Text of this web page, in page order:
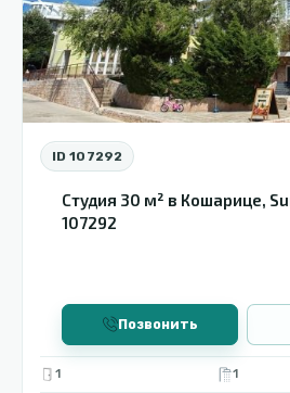
Previous
ID 107292
Студия 30 м² в Кошарице,
107292
Позвонить
1 1